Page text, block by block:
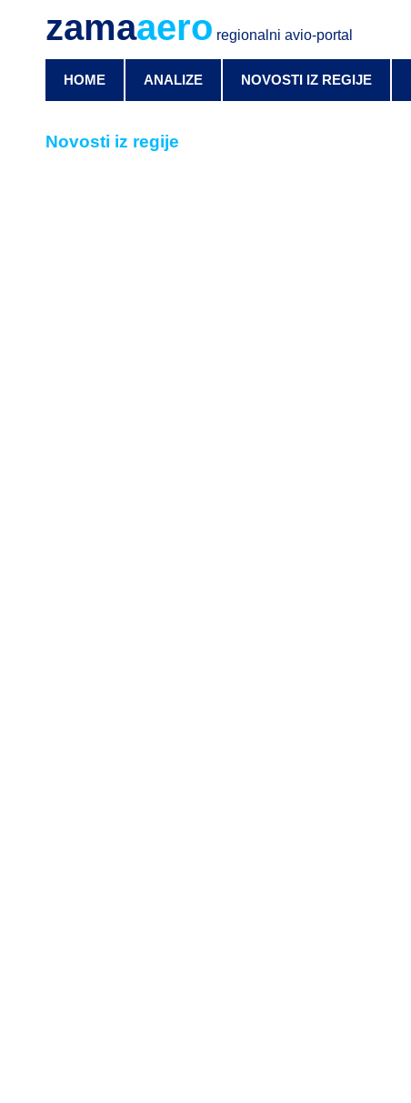
zamaaero regionalni avio-portal
HOME ANALIZE NOVOSTI IZ REGIJE
Novosti iz regije